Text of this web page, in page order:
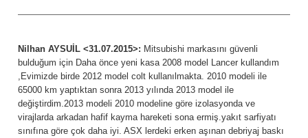
Nilhan AYSUİL <31.07.2015>: Mitsubishi markasını güvenli
bulduğum için Daha önce yeni kasa 2008 model Lancer kullandım
,Evimizde birde 2012 model colt kullanılmakta. 2010 modeli ile
65000 km yaptıktan sonra 2013 yılında 2013 model ile
değiştirdim.2013 modeli 2010 modeline göre izolasyonda ve
virajlarda arkadan hafif kayma hareketi sona ermiş.yakıt sarfiyatı
sınıfına göre çok daha iyi. ASX lerdeki erken aşınan debriyaj baskı